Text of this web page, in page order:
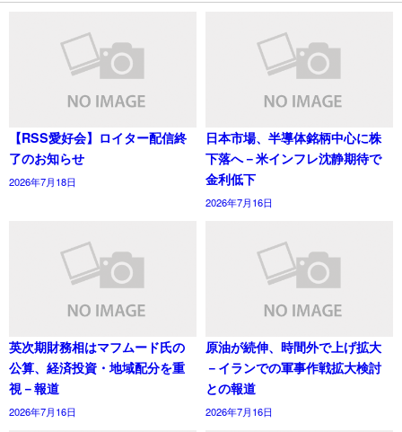
【RSS愛好会】ロイター配信終
了のお知らせ
2026年7月18日
日本市場、半導体銘柄中心に株
下落へ－米インフレ沈静期待で
金利低下
2026年7月16日
英次期財務相はマフムード氏の
公算、経済投資・地域配分を重
視－報道
2026年7月16日
原油が続伸、時間外で上げ拡大
－イランでの軍事作戦拡大検討
との報道
2026年7月16日